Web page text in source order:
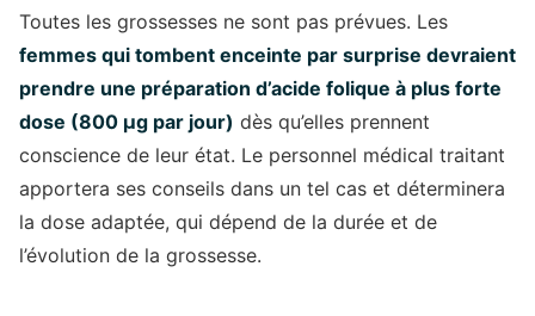
Toutes les grossesses ne sont pas prévues. Les
femmes qui tombent enceinte par surprise devraient
prendre une préparation d’acide folique à plus forte
dose (800 µg par jour) dès qu’elles prennent
conscience de leur état. Le personnel médical traitant
apportera ses conseils dans un tel cas et déterminera
la dose adaptée, qui dépend de la durée et de
l’évolution de la grossesse.